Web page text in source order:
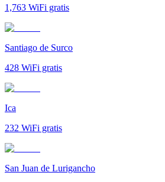
1,763 WiFi gratis
Santiago de Surco
428 WiFi gratis
Ica
232 WiFi gratis
San Juan de Lurigancho